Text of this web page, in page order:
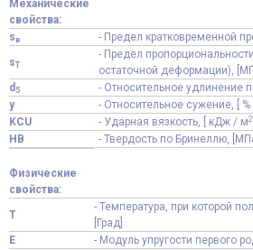
Механические
свойства:
sв
- Предел кратковременной
sT
- Предел
остаточной деформации),
d 5
- Относительное удлинение
y
- Относительное сужение, [ % ]
KCU
- Ударная вязкость, [ кДж / м2
HB
- Твердость по Бринеллю,
Физические
свойства:
T
- Температура, при которой
[Град]
E
- Модуль упругости первого